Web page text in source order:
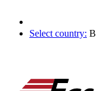
Select country: